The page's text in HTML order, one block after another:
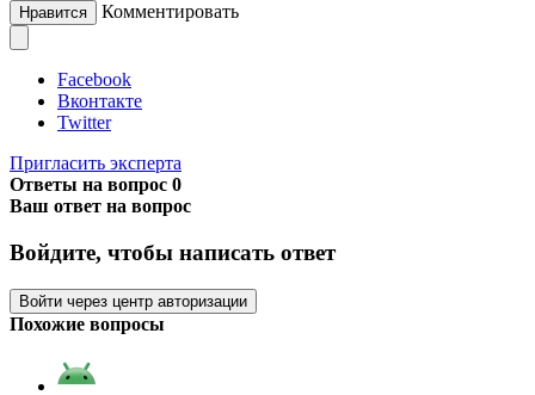
Нравится Комментировать
Facebook
Вконтакте
Twitter
Пригласить эксперта
Ответы на вопрос 0
Ваш ответ на вопрос
Войдите, чтобы написать ответ
Войти через центр авторизации
Похожие вопросы